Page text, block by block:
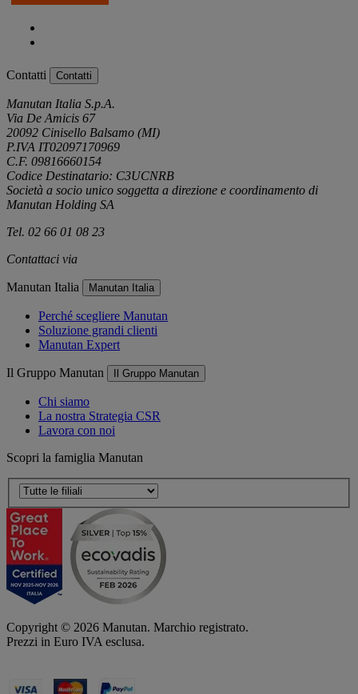
Contatti Contatti
Manutan Italia S.p.A.
Via De Amicis 67
20092 Cinisello Balsamo (MI)
P.IVA IT02097170969
C.F. 09816660154
Codice Destinatario: C3UCNRB
Società a socio unico soggetta a direzione e coordinamento di
Manutan Holding SA
Tel. 02 66 01 08 23
Contattaci via
Manutan Italia Manutan Italia
Perché scegliere Manutan
Soluzione grandi clienti
Manutan Expert
Il Gruppo Manutan Il Gruppo Manutan
Chi siamo
La nostra Strategia CSR
Lavora con noi
Scopri la famiglia Manutan
Copyright © 2026 Manutan. Marchio registrato.
Prezzi in Euro IVA esclusa.